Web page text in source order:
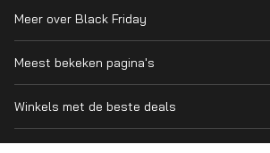
Meer over Black Friday
Wanneer is Black Friday?
Cyber Monday 2026
Over ons
Meest bekeken pagina's
Prijsvergelijker
Winkels met de beste deals